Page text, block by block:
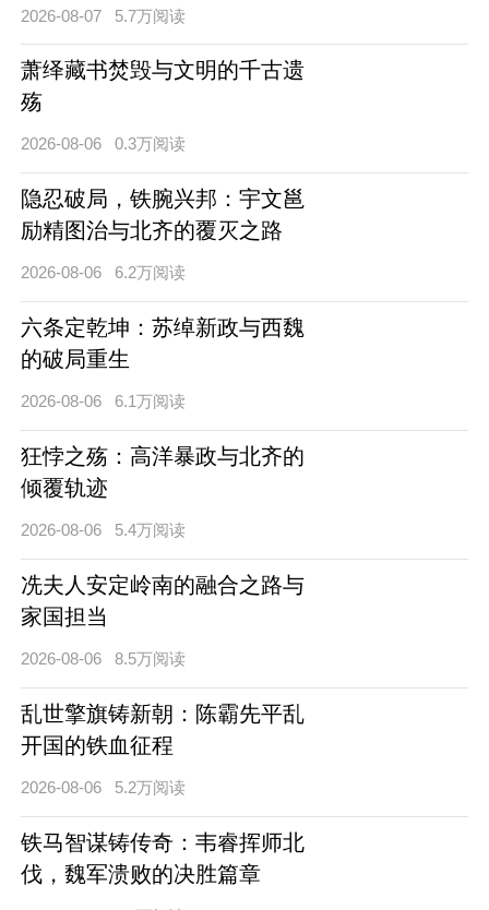
2026-08-07 5.7万阅读
萧绎藏书焚毁与文明的千古遗
殇
2026-08-06 0.3万阅读
隐忍破局，铁腕兴邦：宇文邕
励精图治与北齐的覆灭之路
2026-08-06 6.2万阅读
六条定乾坤：苏绰新政与西魏
的破局重生
2026-08-06 6.1万阅读
狂悖之殇：高洋暴政与北齐的
倾覆轨迹
2026-08-06 5.4万阅读
冼夫人安定岭南的融合之路与
家国担当
2026-08-06 8.5万阅读
乱世擎旗铸新朝：陈霸先平乱
开国的铁血征程
2026-08-06 5.2万阅读
铁马智谋铸传奇：韦睿挥师北
伐，魏军溃败的决胜篇章